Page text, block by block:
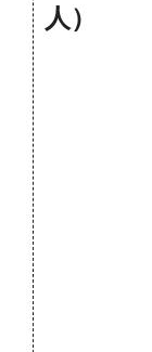
人）